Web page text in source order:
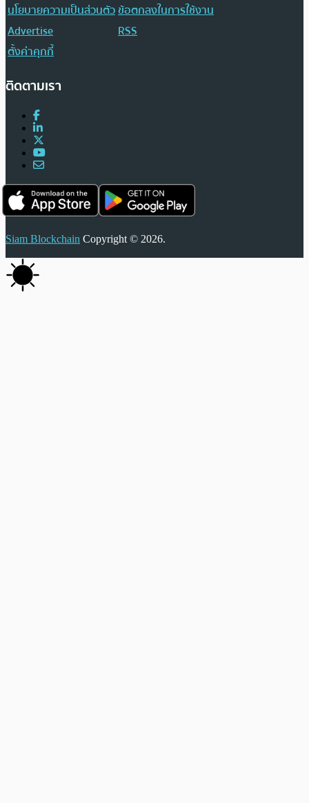
นโยบายความเป็นส่วนตัวข้อตกลงในการใช้งาน
Advertise
RSS
ตั้งค่าคุกกี้
ติดตามเรา
Siam Blockchain Copyright © 2026.